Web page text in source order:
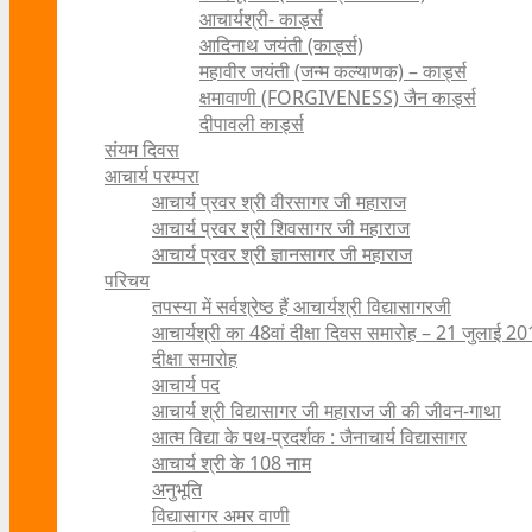
आचार्यश्री- कार्ड्स
आदिनाथ जयंती (कार्ड्स)
महावीर जयंती (जन्म कल्याणक) – कार्ड्स
क्षमावाणी (FORGIVENESS) जैन कार्ड्स
दीपावली कार्ड्स
संयम दिवस
आचार्य परम्परा
आचार्य प्रवर श्री वीरसागर जी महाराज
आचार्य प्रवर श्री शिवसागर जी महाराज
आचार्य प्रवर श्री ज्ञानसागर जी महाराज
परिचय
तपस्या में सर्वश्रेष्ठ हैं आचार्यश्री विद्यासागरजी
आचार्यश्री का 48वां दीक्षा दिवस समारोह – 21 जुलाई
दीक्षा समारोह
आचार्य पद
आचार्य श्री विद्यासागर जी महाराज जी की जीवन-गाथा
आत्म विद्या के पथ-प्रदर्शक : जैनाचार्य विद्यासागर
आचार्य श्री के 108 नाम
अनुभूति
विद्यासागर अमर वाणी